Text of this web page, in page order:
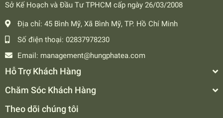
Sở Kế Hoạch và Đầu Tư TPHCM cấp ngày 26/03/2008
Địa chỉ: 45 Bình Mỹ, Xã Bình Mỹ, TP. Hồ Chí Minh
Số điện thoại: 02837978230
Email: management@hungphatea.com
Hỗ Trợ Khách Hàng
Chăm Sóc Khách Hàng
Theo dõi chúng tôi